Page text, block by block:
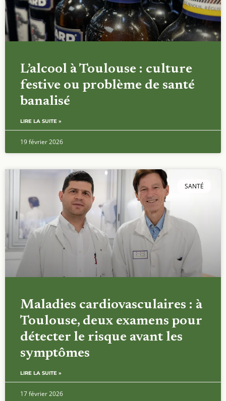
L’alcool à Toulouse : culture
festive ou problème de santé
banalisé
LIRE LA SUITE »
19 février 2026
SANTÉ
Maladies cardiovasculaires : à
Toulouse, deux examens pour
détecter le risque avant les
symptômes
LIRE LA SUITE »
17 février 2026